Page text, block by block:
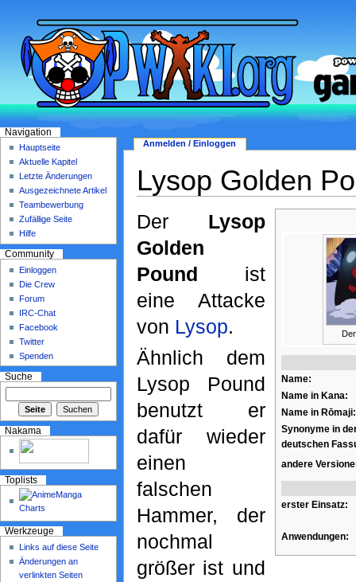
Lysop Golden
Name:
Name in Kana:
Name in Rōmaji:
Synonyme in
deutschen
andere
erster Einsatz:
Anwendungen:
Der Lysop
Golden
Pound ist
eine Attacke
von Lysop.
Ähnlich dem
Lysop Pound
benutzt er
dafür wieder
einen
falschen
Hammer, der
nochmal
größer ist und
Anmelden / Einloggen
Navigation
Hauptseite
Aktuelle Kapitel
Letzte Änderungen
Ausgezeichnete Artikel
Teambewerbung
Zufällige Seite
Hilfe
Community
Einloggen
Die Crew
Forum
IRC-Chat
Facebook
Twitter
Spenden
Suche
Nakama
Toplists
Werkzeuge
Links auf diese Seite
Änderungen an
verlinkten Seiten